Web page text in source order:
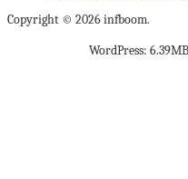
Copyright © 2026 infboom.
WordPress: